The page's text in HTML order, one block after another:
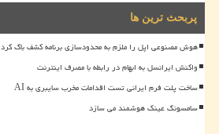
پربحث ترین ها
هوش مصنوعی اپل را ملزم به محدودسازی برنامه کشف باگ کرد
واکنش ایرانسل به ابهام در رابطه با مصرف اینترنت
ساخت پلت فرم ایرانی تست اقدامات مخرب سایبری به AI
سامسونگ عینک هوشمند می سازد